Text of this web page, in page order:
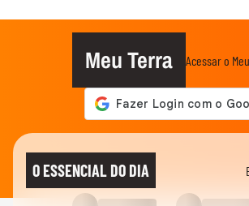
Meu Terra Acessar o
O ESSENCIAL DO DIA